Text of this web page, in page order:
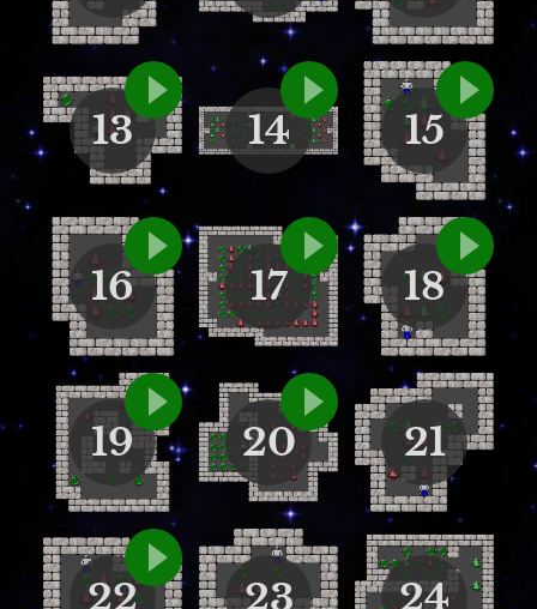
13 14 15
16 17 18
19 20 21
22 23 24